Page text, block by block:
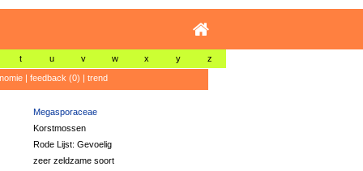
t u v w x y z
| feedback (0) | trend
Megasporaceae
Korstmossen
Rode Lijst: Gevoelig
zeer zeldzame soort